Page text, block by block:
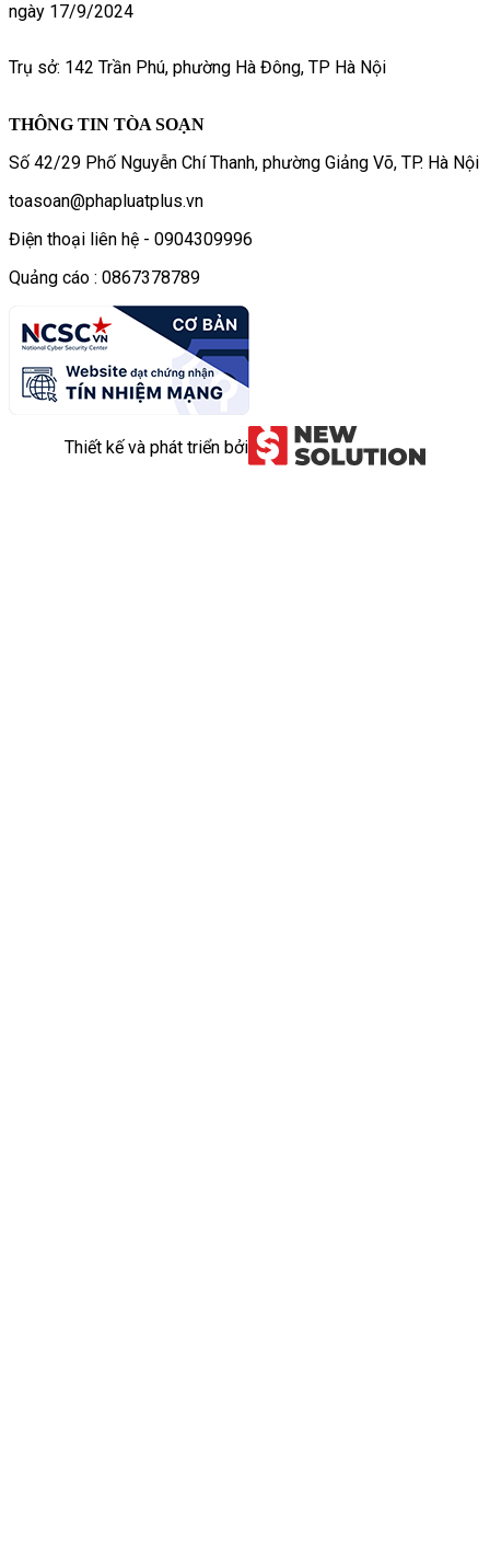
ngày 17/9/2024
Trụ sở: 142 Trần Phú, phường Hà Đông, TP Hà Nội
THÔNG TIN TÒA SOẠN
Số 42/29 Phố Nguyễn Chí Thanh, phường Giảng Võ, TP. Hà Nội
toasoan@phapluatplus.vn
Điện thoại liên hệ - 0904309996
Quảng cáo : 0867378789
Thiết kế và phát triển bởi